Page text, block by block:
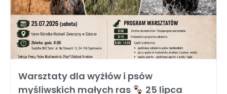
Warsztaty dla wyżłów i psów
myśliwskich małych ras
25 lipca